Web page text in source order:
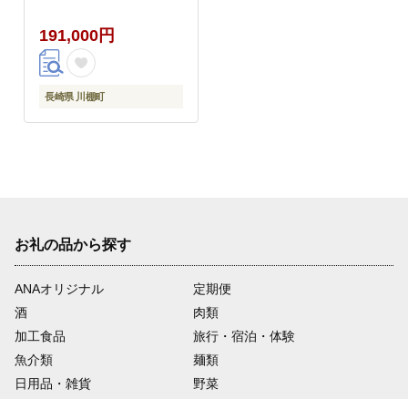
191,000円
長崎県 川棚町
お礼の品から探す
ANAオリジナル
定期便
酒
肉類
加工食品
旅行・宿泊・体験
魚介類
麺類
日用品・雑貨
野菜